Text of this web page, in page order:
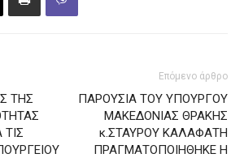
ΤΗΣ
ΤΙΣ
Επόμενο άρθρο
ΠΑΡΟΥΣΙΑ ΤΟΥ ΥΠΟΥΡΓΟΥ
ΜΑΚΕΔΟΝΙΑΣ ΘΡΑΚΗΣ
κ.ΣΤΑΥΡΟΥ ΚΑΛΑΦΑΤΗ
ΠΡΑΓΜΑΤΟΠΟΙΗΘΗΚΕ Η